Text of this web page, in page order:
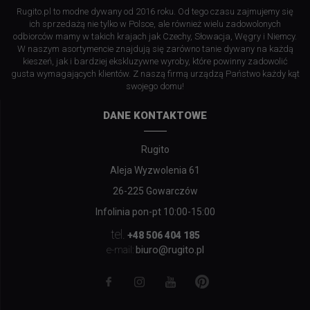
Rugito.pl to modne dywany od 2016 roku. Od tego czasu zajmujemy się
ich sprzedażą nie tylko w Polsce, ale również wielu zadowolonych
odbiorców mamy w takich krajach jak Czechy, Słowacja, Węgry i Niemcy.
W naszym asortymencie znajdują się zarówno tanie dywany na każdą
kieszeń, jak i bardziej ekskluzywne wyroby, które powinny zadowolić
gusta wymagających klientów. Z naszą firmą urządzą Państwo każdy kąt
swojego domu!
DANE KONTAKTOWE
Rugito
Aleja Wyzwolenia 61
26-225 Gowarczów
Infolinia pon-pt 10:00-15:00
tel. +48 506 404 185
e-mail: biuro@rugito.pl